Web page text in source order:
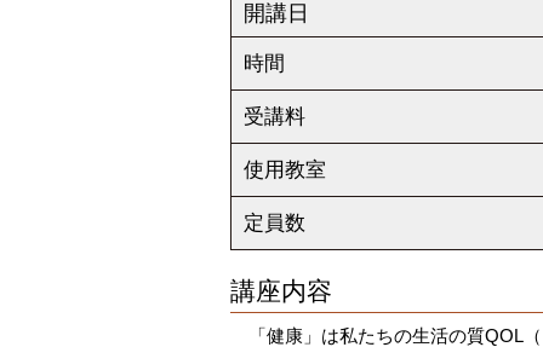
開講日
時間
受講料
使用教室
定員数
講座内容
「健康」は私たちの生活の質QOL